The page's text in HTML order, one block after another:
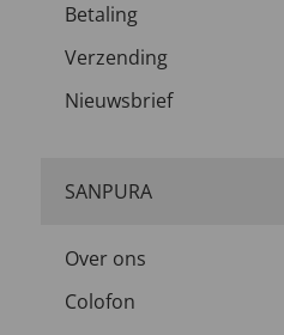
Betaling
Verzending
Nieuwsbrief
SANPURA
Over ons
Colofon